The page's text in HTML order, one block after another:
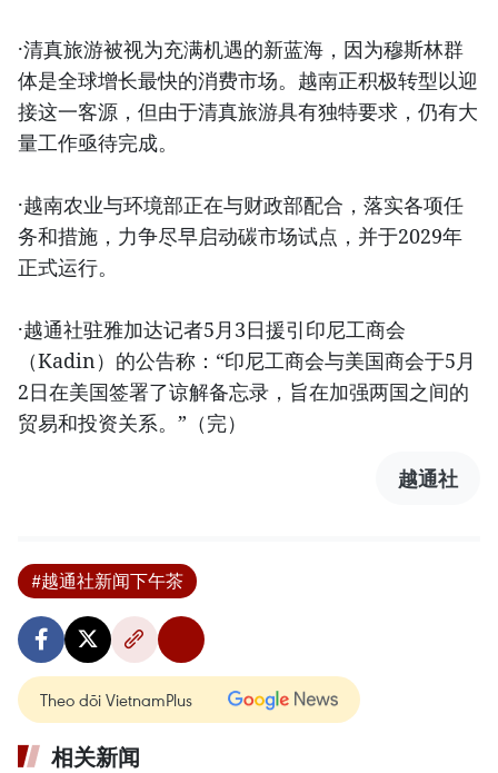
·清真旅游被视为充满机遇的新蓝海，因为穆斯林群
体是全球增长最快的消费市场。越南正积极转型以迎
接这一客源，但由于清真旅游具有独特要求，仍有大
量工作亟待完成。
·越南农业与环境部正在与财政部配合，落实各项任
务和措施，力争尽早启动碳市场试点，并于2029年
正式运行。
·越通社驻雅加达记者5月3日援引印尼工商会
（Kadin）的公告称：“印尼工商会与美国商会于5月
2日在美国签署了谅解备忘录，旨在加强两国之间的
贸易和投资关系。”（完）
越通社
#越通社新闻下午茶
Theo dõi VietnamPlus
相关新闻